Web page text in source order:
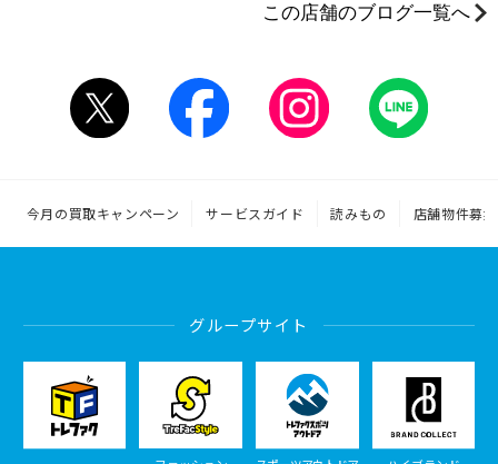
この店舗のブログ一覧へ
今月の買取キャンペーン サービスガイド 読みもの 店舗物件募集
グループサイト